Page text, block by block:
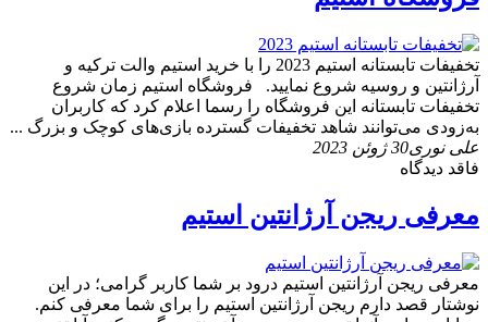
تخفیفات تابستانه استیم 2023 را با خرید استیم والت ترکیه و
آرژانتین و روسیه شروع نمایید. فروشگاه استیم زمان شروع
تخفیفات تابستانه این فروشگاه را رسما اعلام کرد که کاربران
به‌زودی می‌توانند شاهد تخفیفات گسترده بازی‌های کوچک و بزرگ ...
علی نوری30 ژوئن 2023
فاقد دیدگاه
معرفی ریجن آرژانتین استیم
معرفی ریجن آرژانتین استیم درود بر شما کاربر گرامی؛ در این
نوشتار قصد دارم ریجن آرژانتین استیم را برای شما معرفی کنم.